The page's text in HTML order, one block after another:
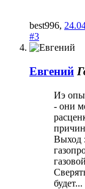
best996,
#3
Евгений
Иэ
- они
Выход
будет...